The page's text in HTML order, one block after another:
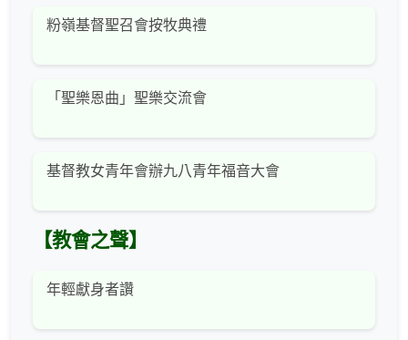
粉嶺基督聖召會按牧典禮
「聖樂恩曲」聖樂交流會
基督教女青年會辦九八青年福音大會
【教會之聲】
年輕獻身者讚